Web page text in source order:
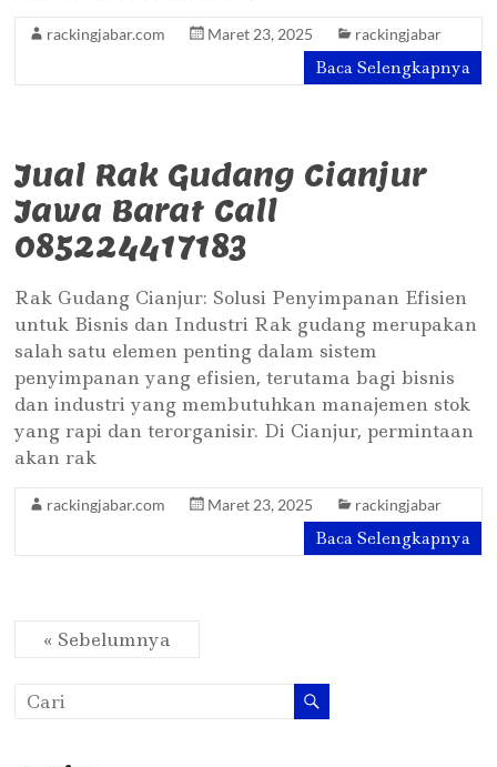
rackingjabar.com Maret 23, 2025 rackingjabar
Baca Selengkapnya
Jual Rak Gudang Cianjur
Jawa Barat Call
085224417183
Rak Gudang Cianjur: Solusi Penyimpanan Efisien
untuk Bisnis dan Industri Rak gudang merupakan
salah satu elemen penting dalam sistem
penyimpanan yang efisien, terutama bagi bisnis
dan industri yang membutuhkan manajemen stok
yang rapi dan terorganisir. Di Cianjur, permintaan
akan rak
rackingjabar.com Maret 23, 2025 rackingjabar
Baca Selengkapnya
« Sebelumnya